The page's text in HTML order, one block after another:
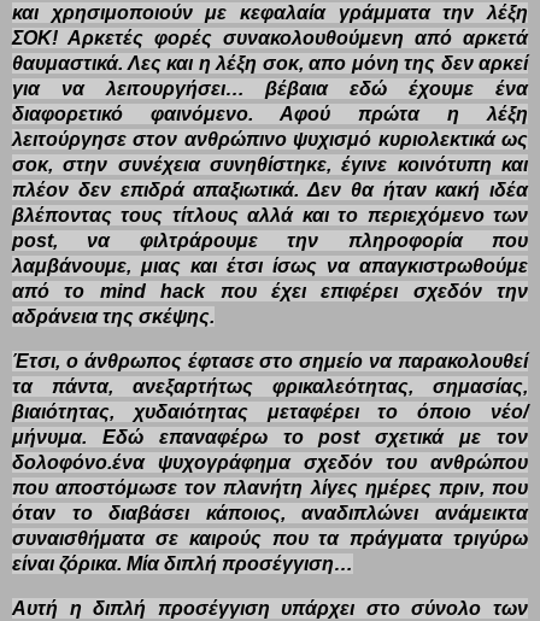
και χρησιμοποιούν με κεφαλαία γράμματα την λέξη
ΣΟΚ! Αρκετές φορές συνακολουθούμενη από αρκετά
θαυμαστικά. Λες και η λέξη σοκ, απο μόνη της δεν αρκεί
για να λειτουργήσει… βέβαια εδώ έχουμε ένα
διαφορετικό φαινόμενο. Αφού πρώτα η λέξη
λειτούργησε στον ανθρώπινο ψυχισμό κυριολεκτικά ως
σοκ, στην συνέχεια συνηθίστηκε, έγινε κοινότυπη και
πλέον δεν επιδρά απαξιωτικά. Δεν θα ήταν κακή ιδέα
βλέποντας τους τίτλους αλλά και το περιεχόμενο των
post, να φιλτράρουμε την πληροφορία που
λαμβάνουμε, μιας και έτσι ίσως να απαγκιστρωθούμε
από το mind hack που έχει επιφέρει σχεδόν την
αδράνεια της σκέψης.
Έτσι, ο άνθρωπος έφτασε στο σημείο να παρακολουθεί
τα πάντα, ανεξαρτήτως φρικαλεότητας, σημασίας,
βιαιότητας, χυδαιότητας μεταφέρει το όποιο νέο/
μήνυμα. Εδώ επαναφέρω το post σχετικά με τον
δολοφόνο.ένα ψυχογράφημα σχεδόν του ανθρώπου
που αποστόμωσε τον πλανήτη λίγες ημέρες πριν, που
όταν το διαβάσει κάποιος, αναδιπλώνει ανάμεικτα
συναισθήματα σε καιρούς που τα πράγματα τριγύρω
είναι ζόρικα. Μία διπλή προσέγγιση…
Αυτή η διπλή προσέγγιση υπάρχει στο σύνολο των